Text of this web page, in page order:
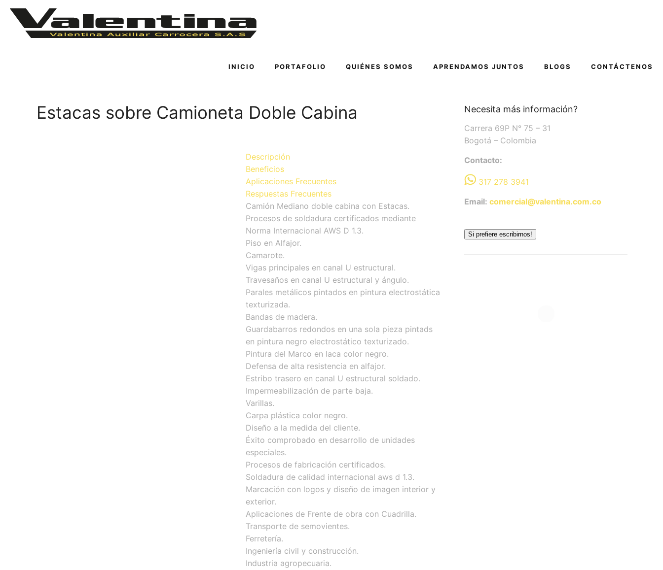
INICIO PORTAFOLIO QUIÉNES SOMOS APRENDAMOS JUNTOS BLOGS CONTÁCTENOS
Estacas sobre Camioneta Doble Cabina
Descripción
Beneficios
Aplicaciones Frecuentes
Respuestas Frecuentes
Camión Mediano doble cabina con Estacas.
Procesos de soldadura certificados mediante
Norma Internacional AWS D 1.3.
Piso en Alfajor.
Camarote.
Vigas principales en canal U estructural.
Travesaños en canal U estructural y ángulo.
Parales metálicos pintados en pintura electrostática
texturizada.
Bandas de madera.
Guardabarros redondos en una sola pieza pintads
en pintura negro electrostático texturizado.
Pintura del Marco en laca color negro.
Defensa de alta resistencia en alfajor.
Estribo trasero en canal U estructural soldado.
Impermeabilización de parte baja.
Varillas.
Carpa plástica color negro.
Diseño a la medida del cliente.
Éxito comprobado en desarrollo de unidades
especiales.
Procesos de fabricación certificados.
Soldadura de calidad internacional aws d 1.3.
Marcación con logos y diseño de imagen interior y
exterior.
Aplicaciones de Frente de obra con Cuadrilla.
Transporte de semovientes.
Ferretería.
Ingeniería civil y construcción.
Industria agropecuaria.
Necesita más información?
Carrera 69P N° 75 – 31
Bogotá – Colombia
Contacto:
317 278 3941
Email: comercial@valentina.com.co